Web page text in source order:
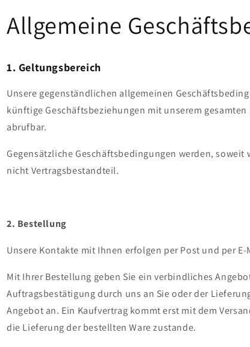
Allgemeine
1. Geltungsbereich
Unsere gegenständlichen allgemeinen
künftige Geschäftsbeziehungen mit unserem
abrufbar.
Gegensätzliche Geschäftsbedingungen werden,
nicht Vertragsbestandteil.
2. Bestellung
Unsere Kontakte mit Ihnen erfolgen per Post und per
Mit Ihrer Bestellung geben Sie ein verbindliches
Auftragsbestätigung durch uns an Sie oder der
Angebot an. Ein Kaufvertrag kommt erst mit dem
die Lieferung der bestellten Ware zustande.